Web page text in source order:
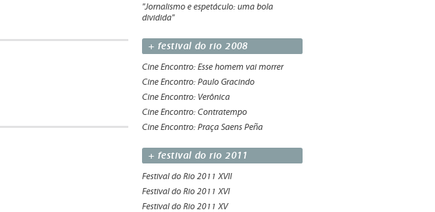
"Jornalismo e espetáculo: uma bola
dividida"
+ festival do rio 2008
Cine Encontro: Esse homem vai morrer
Cine Encontro: Paulo Gracindo
Cine Encontro: Verônica
Cine Encontro: Contratempo
Cine Encontro: Praça Saens Peña
+ festival do rio 2011
Festival do Rio 2011 XVII
Festival do Rio 2011 XVI
Festival do Rio 2011 XV